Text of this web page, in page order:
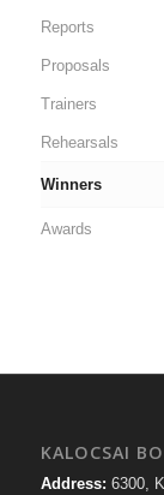
Reports
Proposals
Trainers
Rehearsals
Winners
Awards
KALOCSAI
Address: 6300,